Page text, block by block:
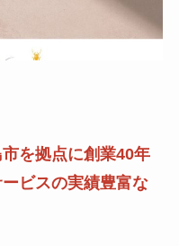
を拠点に創業40年
ビスの実績豊富な